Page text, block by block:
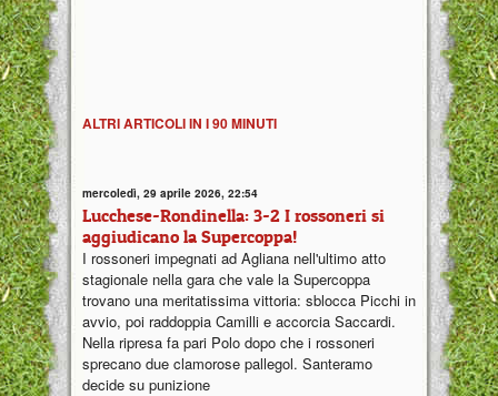
ALTRI ARTICOLI IN I 90 MINUTI
mercoledì, 29 aprile 2026, 22:54
Lucchese-Rondinella: 3-2 I rossoneri si
aggiudicano la Supercoppa!
I rossoneri impegnati ad Agliana nell'ultimo atto
stagionale nella gara che vale la Supercoppa
trovano una meritatissima vittoria: sblocca Picchi in
avvio, poi raddoppia Camilli e accorcia Saccardi.
Nella ripresa fa pari Polo dopo che i rossoneri
sprecano due clamorose pallegol. Santeramo
decide su punizione